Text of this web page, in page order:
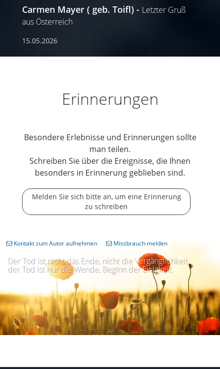
Carmen Mayer ( geb. Toifl)
Letzter Gruß
aus Österreich
15.05.2026
Erinnerungen
Besondere Erlebnisse und Erinnerungen sollte
man teilen.
Schreiben Sie über die Ereignisse, die Ihnen
besonders in Erinnerung geblieben sind.
Melden Sie sich bitte an, um eine Erinnerung
zu schreiben
Der Tod ist nicht das Ende, nicht die Vergänglichkeit,
der Tod ist nur die Wende, Beginn der Ewigkeit.
Kontakt zum Autor aufnehmen Missbrauch melden